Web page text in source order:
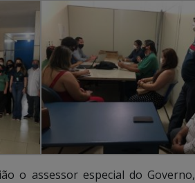
o assessor especial do Governo,